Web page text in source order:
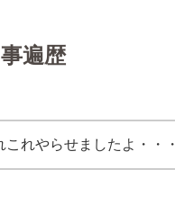
遍歴
これやらせましたよ・・・